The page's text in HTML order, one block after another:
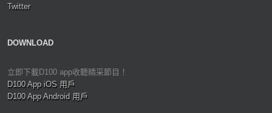
Twitter
DOWNLOAD
立即下載D100 app收聽精采節目！
D100 App iOS 用戶
D100 App Android 用戶